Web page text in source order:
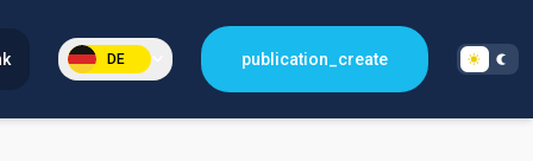
DE publication_create